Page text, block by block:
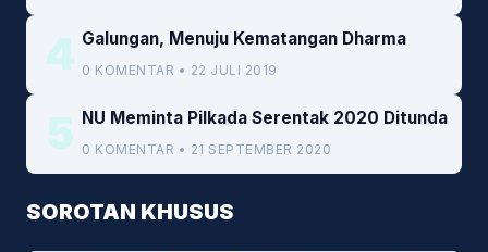
4 Galungan, Menuju Kematangan Dharma
0 KOMENTAR • 22 JULI 2019
5 NU Meminta Pilkada Serentak 2020 Ditunda
0 KOMENTAR • 21 SEPTEMBER 2020
SOROTAN KHUSUS